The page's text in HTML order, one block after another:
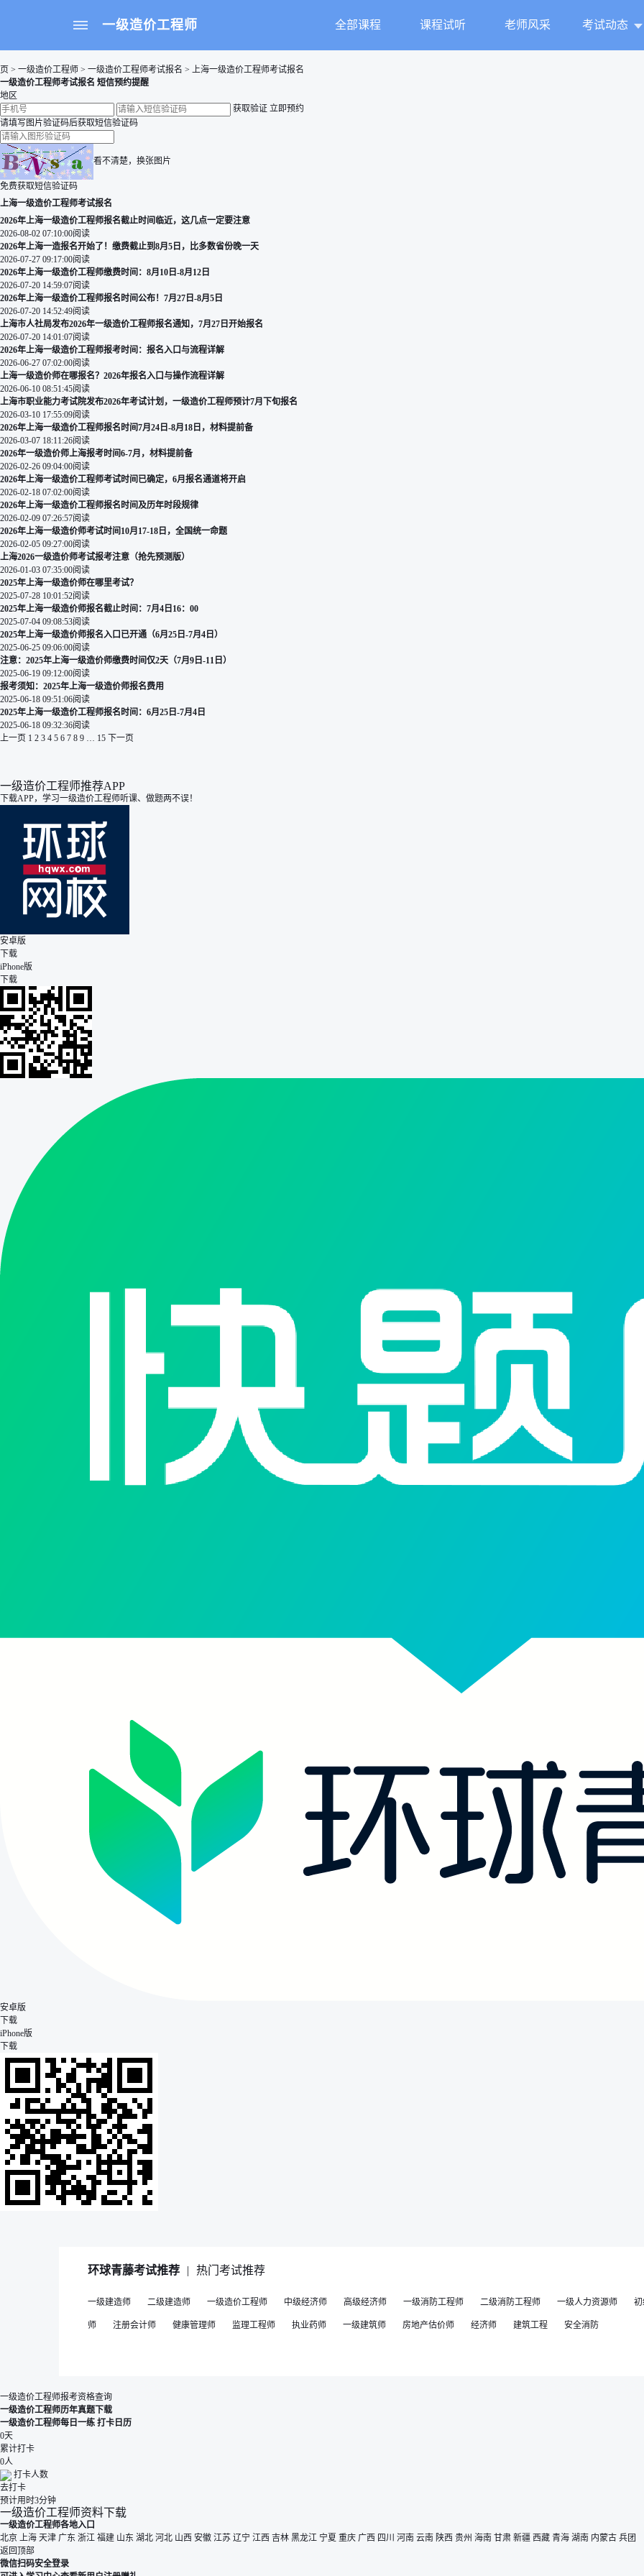
一级造价工程师 全部课程 课程试听 老师风采 考试动态
页 > 一级造价工程师 > 一级造价工程师考试报名 > 上海一级造价工程师考试报名
一级造价工程师考试报名 短信预约提醒
地区
获取验证 立即预约
请填写图片验证码后获取短信验证码
看不清楚，换张图片
免费获取短信验证码
上海一级造价工程师考试报名
2026年上海一级造价工程师报名截止时间临近，这几点一定要注意
2026-08-02 07:10:00阅读
2026年上海一造报名开始了！缴费截止到8月5日，比多数省份晚一天
2026-07-27 09:17:00阅读
2026年上海一级造价工程师缴费时间：8月10日-8月12日
2026-07-20 14:59:07阅读
2026年上海一级造价工程师报名时间公布！7月27日-8月5日
2026-07-20 14:52:49阅读
上海市人社局发布2026年一级造价工程师报名通知，7月27日开始报名
2026-07-20 14:01:07阅读
2026年上海一级造价工程师报考时间：报名入口与流程详解
2026-06-27 07:02:00阅读
上海一级造价师在哪报名？2026年报名入口与操作流程详解
2026-06-10 08:51:45阅读
上海市职业能力考试院发布2026年考试计划，一级造价工程师预计7月下旬报名
2026-03-10 17:55:09阅读
2026年上海一级造价工程师报名时间7月24日-8月18日，材料提前备
2026-03-07 18:11:26阅读
2026年一级造价师上海报考时间6-7月，材料提前备
2026-02-26 09:04:00阅读
2026年上海一级造价工程师考试时间已确定，6月报名通道将开启
2026-02-18 07:02:00阅读
2026年上海一级造价工程师报名时间及历年时段规律
2026-02-09 07:26:57阅读
2026年上海一级造价师考试时间10月17-18日，全国统一命题
2026-02-05 09:27:00阅读
上海2026一级造价师考试报考注意（抢先预测版）
2026-01-03 07:35:00阅读
2025年上海一级造价师在哪里考试？
2025-07-28 10:01:52阅读
2025年上海一级造价师报名截止时间：7月4日16：00
2025-07-04 09:08:53阅读
2025年上海一级造价师报名入口已开通（6月25日-7月4日）
2025-06-25 09:06:00阅读
注意：2025年上海一级造价师缴费时间仅2天（7月9日-11日）
2025-06-19 09:12:00阅读
报考须知：2025年上海一级造价师报名费用
2025-06-18 09:51:06阅读
2025年上海一级造价工程师报名时间：6月25日-7月4日
2025-06-18 09:32:36阅读
上一页 1 2 3 4 5 6 7 8 9 15 下一页
一级造价工程师推荐APP
下载APP，学习一级造价工程师听课、做题两不误！
安卓版
下载
iPhone版
下载
安卓版
下载
iPhone版
下载
环球青藤考试推荐 | 热门考试推荐
一级建造师 二级建造师 一级造价工程师 中级经济师 高级经济师 一级消防工程师 二级消防工程师 一级人力资源师
师 注册会计师 健康管理师 监理工程师 执业药师 一级建筑师 房地产估价师 经济师 建筑工程 安全消防
一级造价工程师报考资格查询
一级造价工程师历年真题下载
一级造价工程师每日一练 打卡日历
0天
累计打卡
0人
打卡人数
去打卡
预计用时3分钟
一级造价工程师资料下载
一级造价工程师各地入口
北京
上海 天津 广东 浙江 福建 山东 湖北 河北 山西 安徽 江苏 辽宁 江西 吉林 黑龙江 宁夏 重庆 广西 四川 河南 云南 陕西 贵州 海南 甘肃 新疆 西藏 青海 湖南 内蒙古 兵团
返回顶部
微信扫码安全登录